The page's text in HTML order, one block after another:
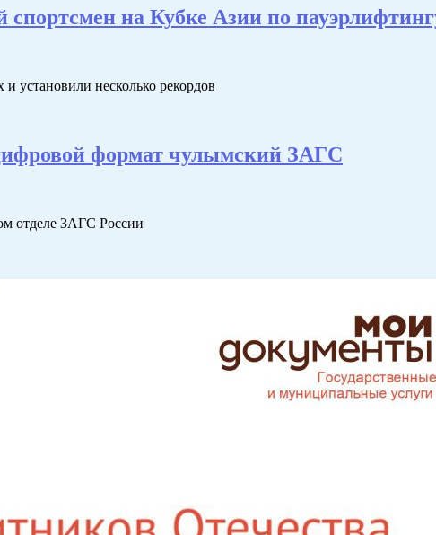
на Кубке Азии по
установили несколько рекордов
формат чулымский ЗАГС
отделе ЗАГС России